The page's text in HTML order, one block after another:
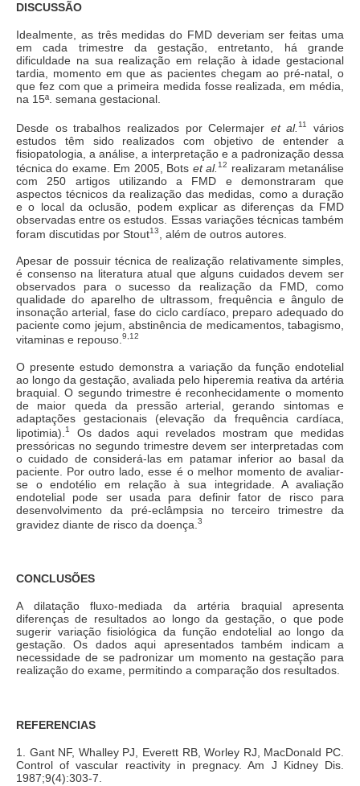
DISCUSSÃO
Idealmente, as três medidas do FMD deveriam ser feitas uma
em cada trimestre da gestação, entretanto, há grande
dificuldade na sua realização em relação à idade gestacional
tardia, momento em que as pacientes chegam ao pré-natal, o
que fez com que a primeira medida fosse realizada, em média,
na 15ª. semana gestacional.
Desde os trabalhos realizados por Celermajer et al.11
vários
estudos têm sido realizados com objetivo de entender a
fisiopatologia, a análise, a interpretação e a padronização dessa
técnica do exame. Em 2005, Bots et al.12
realizaram metanálise
com 250 artigos utilizando a FMD e demonstraram que
aspectos técnicos da realização das medidas, como a duração
e o local da oclusão, podem explicar as diferenças da FMD
observadas entre os estudos. Essas variações técnicas também
foram discutidas por Stout13 , além de outros autores.
Apesar de possuir técnica de realização relativamente simples,
é consenso na literatura atual que alguns cuidados devem ser
observados para o sucesso da realização da FMD, como
qualidade do aparelho de ultrassom, frequência e ângulo de
insonação arterial, fase do ciclo cardíaco, preparo adequado do
paciente como jejum, abstinência de medicamentos, tabagismo,
vitaminas e repouso. 9,12
O presente estudo demonstra a variação da função endotelial
ao longo da gestação, avaliada pelo hiperemia reativa da artéria
braquial. O segundo trimestre é reconhecidamente o momento
de maior queda da pressão arterial, gerando sintomas e
adaptações gestacionais (elevação da frequência cardíaca,
lipotimia). 1
Os dados aqui revelados mostram que medidas
pressóricas no segundo trimestre devem ser interpretadas com
o cuidado de considerá-las em patamar inferior ao basal da
paciente. Por outro lado, esse é o melhor momento de avaliar-
se o endotélio em relação à sua integridade. A avaliação
endotelial pode ser usada para definir fator de risco para
desenvolvimento da pré-eclâmpsia no terceiro trimestre da
gravidez diante de risco da doença. 3
CONCLUSÕES
A dilatação fluxo-mediada da artéria braquial apresenta
diferenças de resultados ao longo da gestação, o que pode
sugerir variação fisiológica da função endotelial ao longo da
gestação. Os dados aqui apresentados também indicam a
necessidade de se padronizar um momento na gestação para
realização do exame, permitindo a comparação dos resultados.
REFERENCIAS
1. Gant NF, Whalley PJ, Everett RB, Worley RJ, MacDonald PC.
Control of vascular reactivity in pregnacy. Am J Kidney Dis.
1987;9(4):303-7.